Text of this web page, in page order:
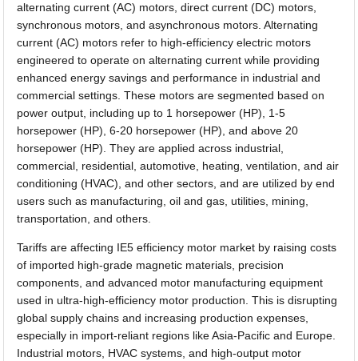
alternating current (AC) motors, direct current (DC) motors,
synchronous motors, and asynchronous motors. Alternating
current (AC) motors refer to high-efficiency electric motors
engineered to operate on alternating current while providing
enhanced energy savings and performance in industrial and
commercial settings. These motors are segmented based on
power output, including up to 1 horsepower (HP), 1-5
horsepower (HP), 6-20 horsepower (HP), and above 20
horsepower (HP). They are applied across industrial,
commercial, residential, automotive, heating, ventilation, and air
conditioning (HVAC), and other sectors, and are utilized by end
users such as manufacturing, oil and gas, utilities, mining,
transportation, and others.
Tariffs are affecting IE5 efficiency motor market by raising costs
of imported high-grade magnetic materials, precision
components, and advanced motor manufacturing equipment
used in ultra-high-efficiency motor production. This is disrupting
global supply chains and increasing production expenses,
especially in import-reliant regions like Asia-Pacific and Europe.
Industrial motors, HVAC systems, and high-output motor